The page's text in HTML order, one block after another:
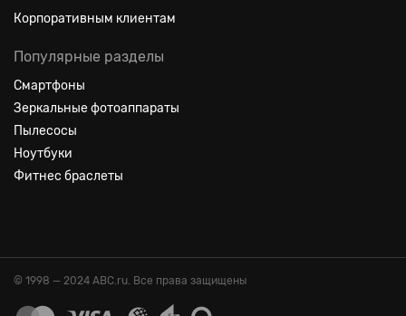
Корпоративным клиентам
Популярные разделы
Смартфоны
Зеркальные фотоаппараты
Пылесосы
Ноутбуки
Фитнес браслеты
© 1998 — 2024 ABC.ru. Все права защищены